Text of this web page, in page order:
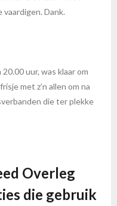
Dank.
uur, was klaar om
met z’n allen om na
die ter plekke
Overleg
die gebruik